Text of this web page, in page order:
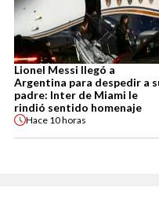
Lionel Messi llegó a
Argentina para despedir a
padre: Inter de Miami le
rindió sentido homenaje
Hace 10 horas